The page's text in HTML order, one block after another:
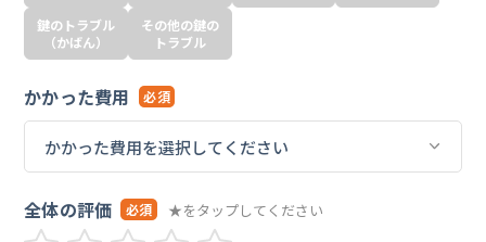
鍵のトラブル
（かばん）
その他の鍵の
トラブル
かかった費用 必須
全体の評価 必須 ★をタップしてください